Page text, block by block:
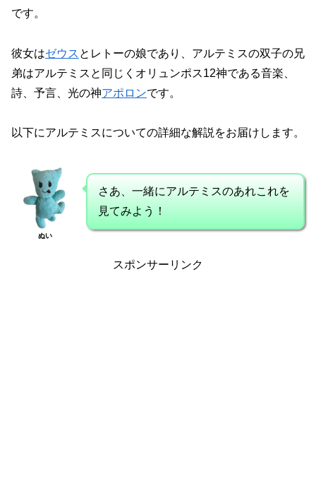
です。
彼女はゼウス とレトーの娘であり、アルテミスの双子の兄
弟はアルテミスと同じくオリュンポス12神である音楽、
詩、予言、光の神アポロンです。
以下にアルテミスについての詳細な解説をお届けします。
ぬい
さあ、一緒にアルテミスのあれこれを
見てみよう！
スポンサーリンク